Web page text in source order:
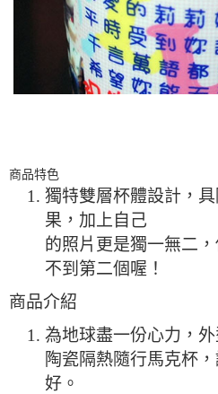
商品特色
獨特雙層杯體設計，
果，加上自己
的照片更是獨一無二
不到第二個喔！
商品介紹
為地球盡一份心力，
陶瓷隔熱隨行馬克杯
好。